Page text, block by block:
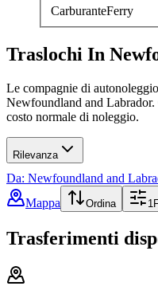
CarburanteFerry
Traslochi In
Le compagnie di
Newfoundland and
costo normale di noleggio.
Rilevanza
Da: Newfoundland and
Mappa
Ordina 1
Trasferimenti